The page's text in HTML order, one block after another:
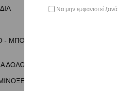
- ΜΠΟΡΜΠΑΔΕΣ -
ΔΟΛΩΜΑΤΑ
- ΑΡΩΜΑΤΑ
Να μην εμφανιστεί ξανά